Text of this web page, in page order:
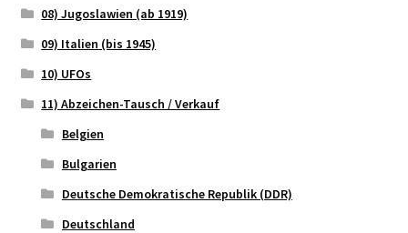
08) Jugoslawien (ab 1919)
09) Italien (bis 1945)
10) UFOs
11) Abzeichen-Tausch / Verkauf
Belgien
Bulgarien
Deutsche Demokratische Republik (DDR)
Deutschland